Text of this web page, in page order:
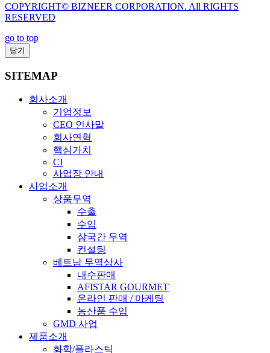
COPYRIGHT© BIZNEER CORPORATION. All RIGHTS
RESERVED
go to top
닫기
SITEMAP
회사소개
기업정보
CEO 인사말
회사연혁
핵심가치
CI
사업장 안내
사업소개
상품무역
수출
수입
삼국간 무역
컨설팅
베트남 무역상사
내수판매
AFISTAR GOURMET
온라인 판매 / 마케팅
농산품 수입
GMD 사업
제품소개
화학/플라스틱